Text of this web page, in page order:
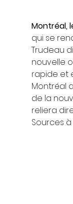
Montréal,
qui se
Trudeau
nouvelle
rapide et
Montréal
de la
reliera
Sources à